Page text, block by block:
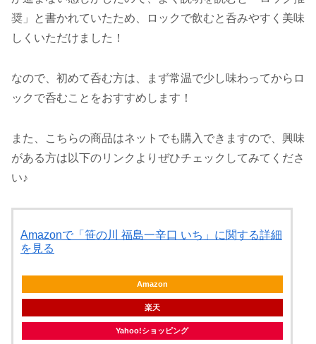
奨」と書かれていたため、ロックで飲むと呑みやすく美味
しくいただけました！
なので、初めて呑む方は、まず常温で少し味わってからロ
ックで呑むことをおすすめします！
また、こちらの商品はネットでも購入できますので、興味
がある方は以下のリンクよりぜひチェックしてみてくださ
い♪
Amazonで「笹の川 福島一辛口 いち」に関する詳細
を見る
Amazon
楽天
Yahoo!ショッピング